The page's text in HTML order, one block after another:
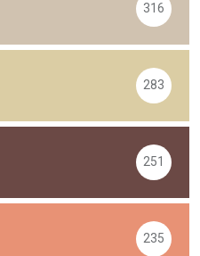
316
283
251
235